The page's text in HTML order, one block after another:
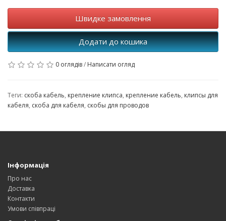
Швидке замовлення
Додати до кошика
0 оглядів/ Написати огляд
Теги: скоба кабель, крепление клипса, крепление кабель, клипсы для
кабеля, скоба для кабеля, скобы для проводов
Інформація
Про нас
Доставка
Контакти
Умови співпраці